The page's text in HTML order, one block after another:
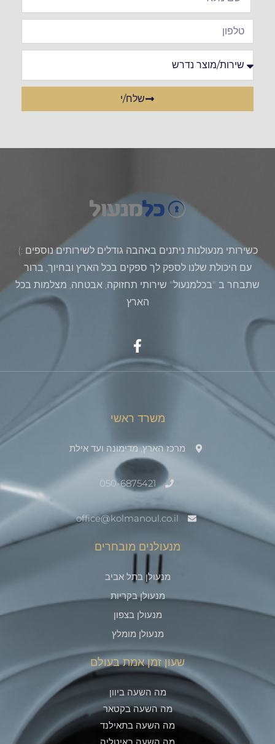
שלח/י
כשירותי מנעולנות ניתנים באהבה גודלים לשירותים נוספים :)
עם היכולת שלנו לספק לך ספקים בכל הארץ ובחיוך, ברור
שתבחר ב "בכלמנעול" שירותי תחזוקה, אבטחה, מצלמות בכל
הארץ
משרד ראשי
מרכז הארץ, מדימונה ועד אילת
050-6875421
office@kolmanoul.co.il
מנעולנים מובחרים
מנעולן בתל אביב
מנעולן בקריות
מנעולן בצפון
מנעולן מומלץ
שעון זמן אמת בעולם
מה השעה ביוון
מה השעה בקטאר
מה השעה בתאילנד